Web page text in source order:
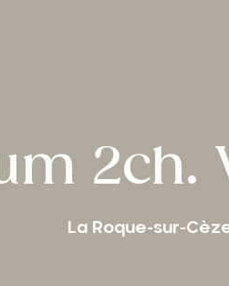
2ch.
La Roque-sur-